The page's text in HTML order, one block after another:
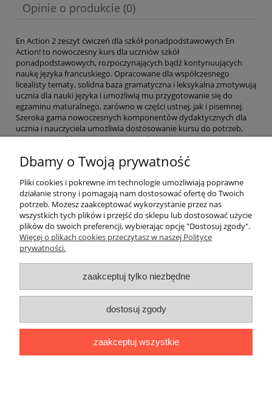
Opinie o produkcie (0)
En Action 2 zeszyt ćwiczeń dla szkół ponadpodstawowych En
Action! to nowoczesny kurs dla uczniów szkół
ponadpodstawowych, rozpoczynających bądź kontynuujących
naukę języka francuskiego. Opracowane dla współczesnego
licealisty tematy, solidna baza gramatyczna i leksykalna zmotywują
ucznia dla nauki języka i umożliwią mu przygotowanie się do
egzaminu maturalnego, zarówno w części ustnej, jak i pisemnej.
Szeroka gama nowoczesnych komponentów dydaktycznych dla
ucznia i nauczyciela umożliwia dostosowanie kursu do potrzeb,
zainteresowań i zaawansowania językowego grupy.
EAN: 9782017114741
O nas
Płatności i dostawa
Moje konto
"Romanista" Internetowa Księgarnia Językowa 2025
Ul. Bolesława Limanowskiego 102 lok. 45, 91-042 Łódź |
424 186|biuro@romanista.edu.pl
Dbamy o Twoją prywatność
Pliki cookies i pokrewne im technologie umożliwiają poprawne
działanie strony i pomagają nam dostosować ofertę do Twoich
potrzeb. Możesz zaakceptować wykorzystanie przez nas
wszystkich tych plików i przejść do sklepu lub dostosować użycie
plików do swoich preferencji, wybierając opcję "Dostosuj zgody".
Więcej o plikach cookies przeczytasz w naszej Polityce
prywatności.
zaakceptuj tylko niezbędne
dostosuj zgody
zaakceptuj wszystkie